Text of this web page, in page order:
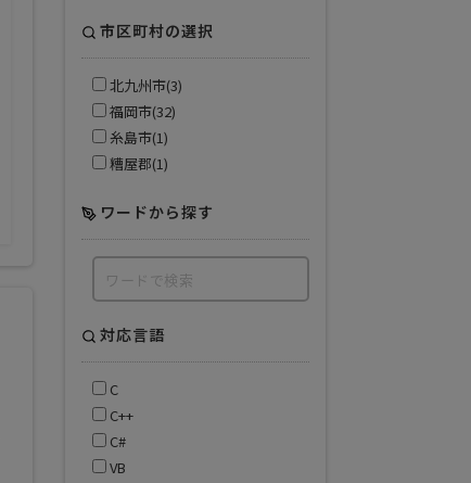
市区町村の選択
北九州市(3)
福岡市(32)
糸島市(1)
糟屋郡(1)
ワードから探す
対応言語
C
C++
C#
VB